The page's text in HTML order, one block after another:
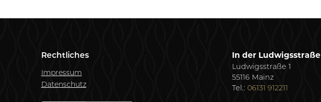
Rechtliches
Impressum
Datenschutz
In der Ludwigsstraße
Ludwigsstraße 1
55116 Mainz
Tel.: 06131 912211